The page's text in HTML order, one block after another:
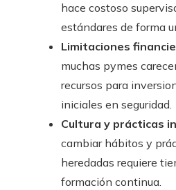
hace costoso
estándares de forma
Limitaciones
muchas pymes
recursos para
iniciales en seguridad.
Cultura y prácticas
cambiar hábitos y
heredadas requiere
formación continua.